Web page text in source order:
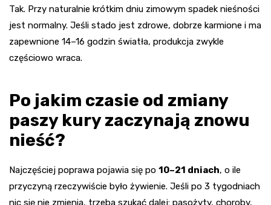
Tak. Przy naturalnie krótkim dniu zimowym spadek nieśności
jest normalny. Jeśli stado jest zdrowe, dobrze karmione i ma
zapewnione 14–16 godzin światła, produkcja zwykle
częściowo wraca.
Po jakim czasie od zmiany
paszy kury zaczynają znowu
nieść?
Najczęściej poprawa pojawia się po 10–21 dniach, o ile
przyczyną rzeczywiście było żywienie. Jeśli po 3 tygodniach